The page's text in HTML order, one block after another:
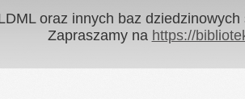
oraz innych baz
Zapraszamy na https://